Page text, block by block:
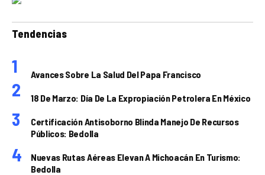
Tendencias
Avances Sobre La Salud Del Papa Francisco
18 De Marzo: Día De La Expropiación Petrolera En México
Certificación Antisoborno Blinda Manejo De Recursos
Públicos: Bedolla
Nuevas Rutas Aéreas Elevan A Michoacán En Turismo:
Bedolla